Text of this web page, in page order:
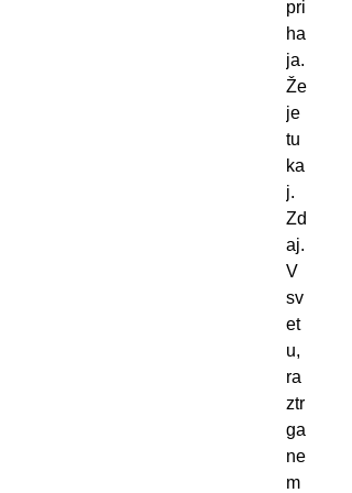
pri
ha
ja.
Že
je
tu
ka
j.
Zd
aj.
V
sv
et
u,
ra
ztr
ga
ne
m